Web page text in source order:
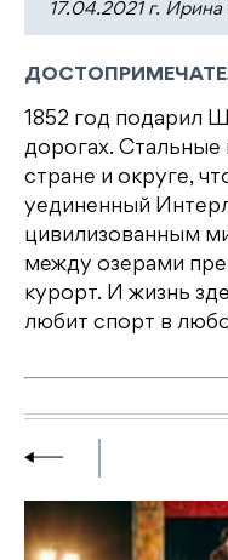
17.04.2021 г.
1852 год подарил
дорогах. Стальные
стране и округе,
уединенный
цивилизованным
между озерами
курорт. И жизнь
любит спорт в